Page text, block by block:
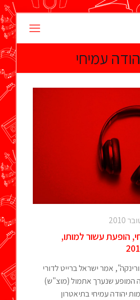
עמיחי
הופעת עשור למותו,
אמר ישראל ברייט לדורי
המופע שנערך אתמול (מוצ"ש)
יהודה עמיחי בתיאטרון